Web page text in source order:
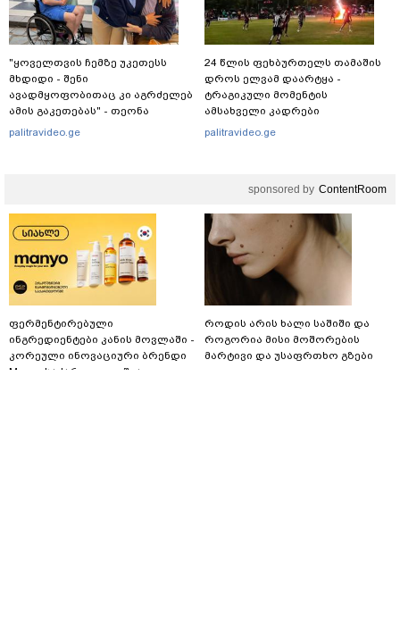
"ყოველთვის ჩემზე უკეთესს
მხდიდი - შენი
ავადმყოფობითაც კი აგრძელებ
ამის გაკეთებას" - თეონა
კონტრიძე მეუღლეს ემოციურ
palitravideo.ge
24 წლის ფეხბურთელს თამაშის
დროს ელვამ დაარტყა -
ტრაგიკული მომენტის
ამსახველი კადრები
ტაილანდიდან მედიაში
palitravideo.ge
sponsored by ContentRoom
ფერმენტირებული
ინგრედიენტები კანის მოვლაში -
კორეული ინოვაციური ბრენდი
Manyo საქართველოშია
როდის არის ხალი საშიში და
როგორია მისი მოშორების
მარტივი და უსაფრთხო გზები